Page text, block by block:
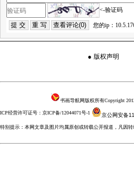
<-验证码
您的ip：
● 版权声明
书画导航网版权所有Copyright
ICP经营许可证号：京ICP备/12044071号-1 京公网安备
特别提示：本网文章及图片均属原创或转载公开报道，凡因